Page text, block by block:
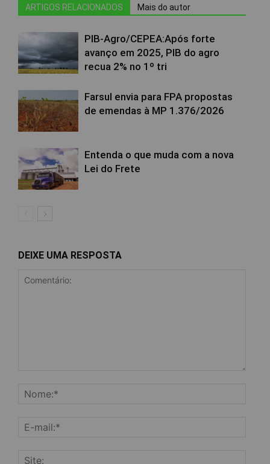
ARTIGOS RELACIONADOS Mais do autor
PIB-Agro/CEPEA:Após forte
avanço em 2025, PIB do agro
recua 2% no 1º tri
Farsul envia para FPA propostas
de emendas à MP 1.376/2026
Entenda o que muda com a nova
Lei do Frete
DEIXE UMA RESPOSTA